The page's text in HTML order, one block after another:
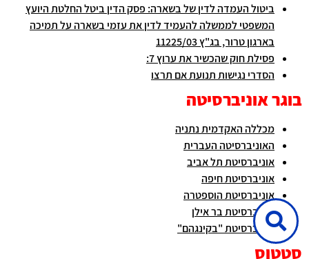
ביטול העמדה לדין של בשארה: פסק הדין ביטל החלטת היועץ
המשפטי לממשלה להעמיד לדין את עזמי בשארה על תמיכה
בארגון טרור, בג"ץ 11225/03
פסילת חוק שהכשיר את ערוץ 7:
הסדרי נגישות תנועת אם תרצו
בוגר אוניברסיטה
מכללה האקדמית נתניה
האוניברסיטה העברית
אוניברסיטת תל אביב
אוניברסיטת חיפה
אוניברסיטת הוספטרה
אוניברסיטת בר אילן
אוניברסיטת "בקינגהם"
סטטוס